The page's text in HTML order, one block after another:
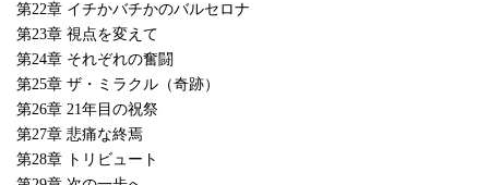
第22章 イチかバチかのバルセロナ
第23章 視点を変えて
第24章 それぞれの奮闘
第25章 ザ・ミラクル（奇跡）
第26章 21年目の祝祭
第27章 悲痛な終焉
第28章 トリビュート